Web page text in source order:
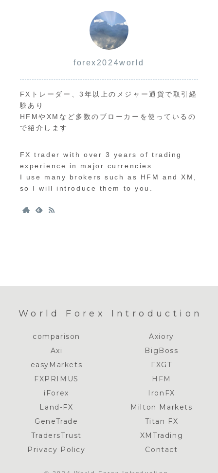
forex2024world
FXトレーダー、3年以上のメジャー通貨で取引経
験あり
HFMやXMなど多数のブローカーを使っているの
で紹介します
FX trader with over 3 years of trading
experience in major currencies
I use many brokers such as HFM and XM,
so I will introduce them to you.
World Forex Introduction
comparison
Axiory
Axi
BigBoss
easyMarkets
FXGT
FXPRIMUS
HFM
iForex
IronFX
Land-FX
Milton Markets
GeneTrade
Titan FX
TradersTrust
XMTrading
Privacy Policy
Contact